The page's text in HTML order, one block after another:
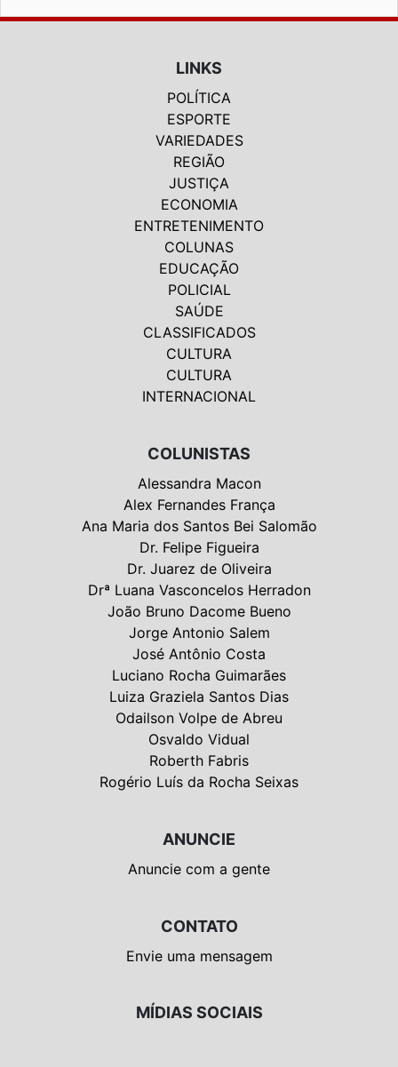
LINKS
POLÍTICA
ESPORTE
VARIEDADES
REGIÃO
JUSTIÇA
ECONOMIA
ENTRETENIMENTO
COLUNAS
EDUCAÇÃO
POLICIAL
SAÚDE
CLASSIFICADOS
CULTURA
CULTURA
INTERNACIONAL
COLUNISTAS
Alessandra Macon
Alex Fernandes França
Ana Maria dos Santos Bei Salomão
Dr. Felipe Figueira
Dr. Juarez de Oliveira
Drª Luana Vasconcelos Herradon
João Bruno Dacome Bueno
Jorge Antonio Salem
José Antônio Costa
Luciano Rocha Guimarães
Luiza Graziela Santos Dias
Odailson Volpe de Abreu
Osvaldo Vidual
Roberth Fabris
Rogério Luís da Rocha Seixas
ANUNCIE
Anuncie com a gente
CONTATO
Envie uma mensagem
MÍDIAS SOCIAIS